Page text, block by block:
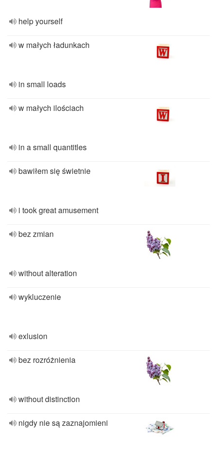
help yourself
w małych ładunkach
in small loads
w małych ilościach
in a small quantitles
bawiłem się świetnie
i took great amusement
bez zmian
without alteration
wykluczenie
exlusion
bez rozróżnienia
without distinction
nigdy nie są zaznajomieni